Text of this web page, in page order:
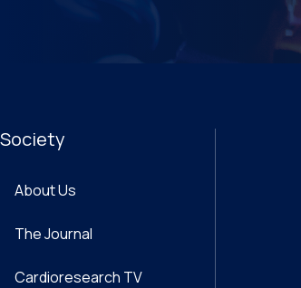
Society
About Us
The Journal
Cardioresearch TV